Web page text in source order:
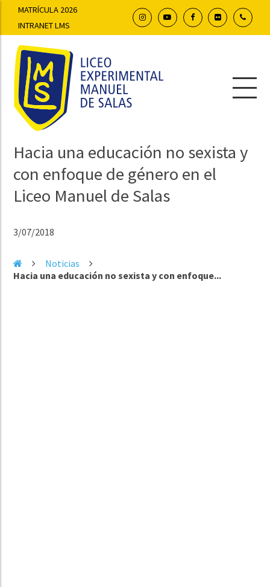
MATRÍCULA 2026
INTRANET LMS
Hacia una educación no sexista y
con enfoque de género en el
Liceo Manuel de Salas
3/07/2018
Noticias
Hacia una educación no sexista y con enfoque...